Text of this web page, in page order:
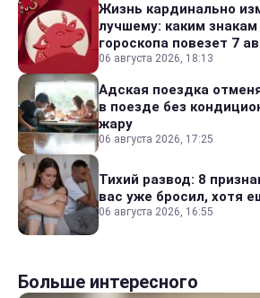
Жизнь кардинально
лучшему: каким знакам
гороскопа повезет 7
06 августа 2026, 18:13
Адская поездка
в поезде без
жару
06 августа 2026, 17:25
Тихий развод: 8
вас уже бросил, хотя
06 августа 2026, 16:55
Больше интересного